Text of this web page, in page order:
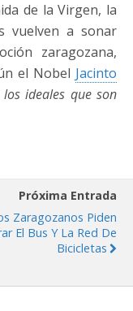
de la Virgen, la
vuelven a sonar
zaragozana,
el Nobel Jacinto
ideales que son
Próxima Entrada
Zaragozanos Piden
El Bus Y La Red De
Bicicletas